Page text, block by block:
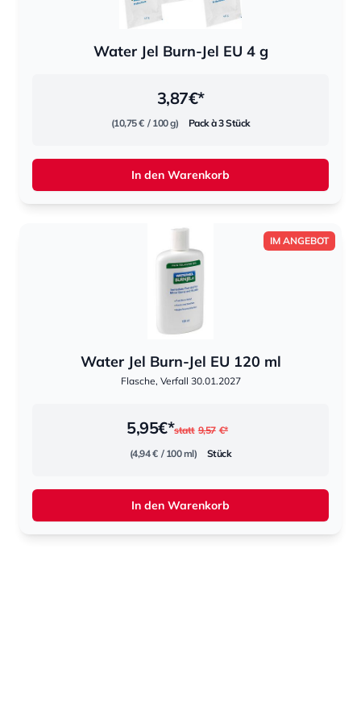
Water Jel Burn-Jel EU 4 g
3,87€*
(10,75 € / 100 g) Pack à 3 Stück
In den Warenkorb
IM ANGEBOT
Water Jel Burn-Jel EU 120 ml
Flasche, Verfall 30.01.2027
statt 9,57 €*
5,95€*
(4,94 € / 100 ml) Stück
In den Warenkorb